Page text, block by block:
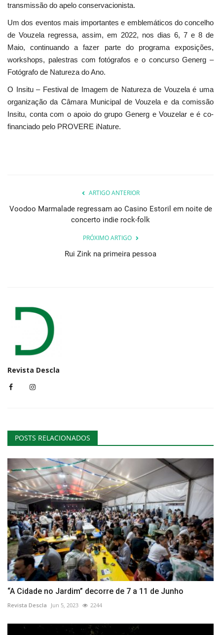
transmissão do apelo conservacionista.
Um dos eventos mais importantes e emblemáticos do concelho
de Vouzela regressa, assim, em 2022, nos dias 6, 7 e 8 de
Maio, continuando a fazer parte do programa exposições,
workshops, palestras com fotógrafos e o concurso Generg –
Fotógrafo de Natureza do Ano.
O Insitu – Festival de Imagem de Natureza de Vouzela é uma
organização da Câmara Municipal de Vouzela e da comissão
Insitu, conta com o apoio do grupo Generg e Vouzelar e é co-
financiado pelo PROVERE iNature.
ARTIGO ANTERIOR
Voodoo Marmalade regressam ao Casino Estoril em noite de
concerto indie rock-folk
PRÓXIMO ARTIGO
Rui Zink na primeira pessoa
Revista Descla
POSTS RELACIONADOS
“A Cidade no Jardim” decorre de 7 a 11 de Junho
Revista Descla Jun 5, 2023 2244